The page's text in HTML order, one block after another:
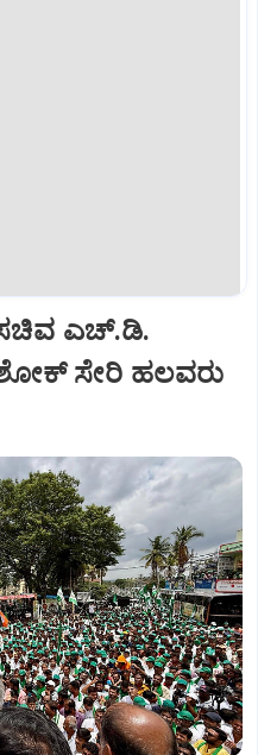
ಸಚಿವ ಎಚ್‌.ಡಿ.
ಸೇರಿ ಹಲವರು